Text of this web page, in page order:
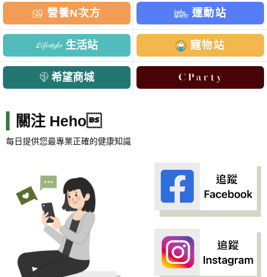
營養N次方 運動站
生活站 寵物站
希望商城
關注 Heho
每日提供您最專業正確的健康知識